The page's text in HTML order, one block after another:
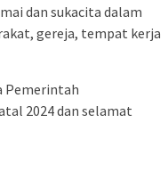
dan sukacita dalam
gereja, tempat kerja
Pemerintah
2024 dan selamat